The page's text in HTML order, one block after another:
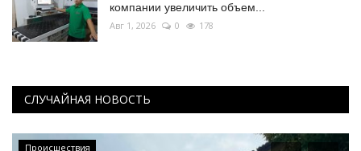
компании увеличить объем...
Авг 1, 2026 0 178
СЛУЧАЙНАЯ НОВОСТЬ
Происшествия